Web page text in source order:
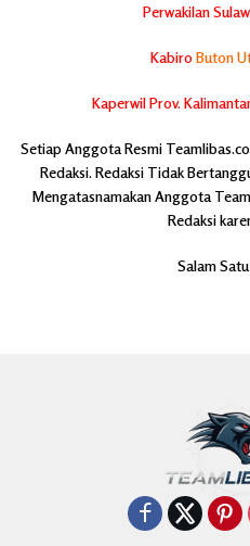
Perwakilan
KabiroButon
Kaperwil Prov.
Setiap Anggota Resmi
Redaksi. Redaksi Tidak
Mengatasnamakan Anggota
Redaksi
Salam